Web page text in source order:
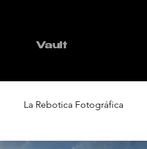
Vault
La Rebotica Fotográfica